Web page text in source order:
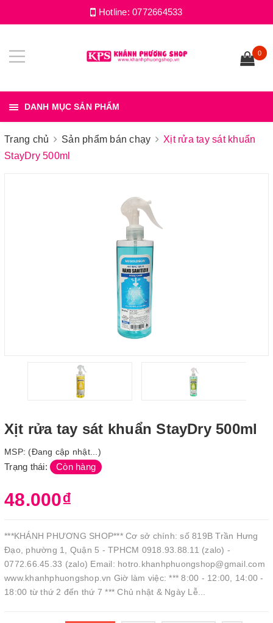
Hotline:0772664533
0
DANH MỤC SẢN PHẨM
Trang chủ Sản phẩm bán chạy
Xịt rửa tay sát khuẩn
StayDry 500ml
Xịt rửa tay sát khuẩn StayDry 500ml
MSP: (Đang cập nhật...)
Trạng thái: Còn hàng
48.000₫
***KHÁNH PHƯƠNG SHOP*** Cơ sở chính: số 819B Trần Hưng
Đạo, phường 1, Quận 5 - TPHCM 0918.93.88.11 (zalo) -
0772.66.45.33 (zalo) Email: hotro.khanhphuongshop@gmail.com
www.khanhphuongshop.vn Giờ làm việc: *** 8:00 - 12:00, 14:00 -
18:00 từ thứ 2 đến thứ 7 *** Chủ nhật & Ngày Lễ...